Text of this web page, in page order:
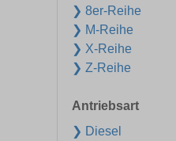
❯ 8er-Reihe
❯ M-Reihe
❯ X-Reihe
❯ Z-Reihe
Antriebsart
❯ Diesel